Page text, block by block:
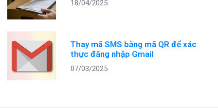
18/04/2025
Thay mã SMS bằng mã QR để xác
thực đăng nhập Gmail
07/03/2025